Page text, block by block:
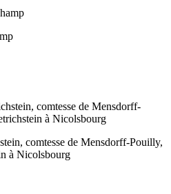
comtesse de Mensdorff-Pouilly,
à Nicolsbourg